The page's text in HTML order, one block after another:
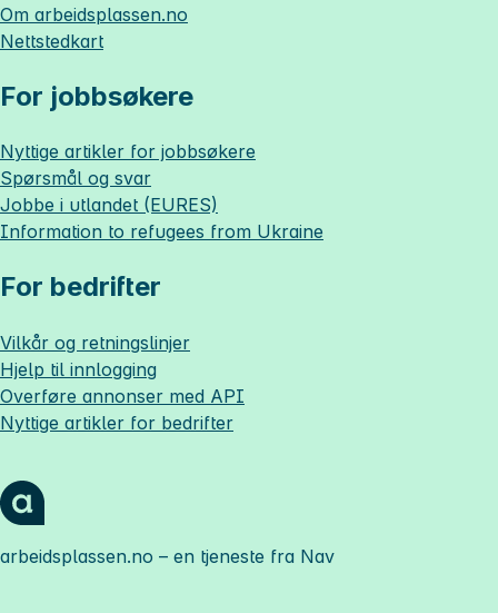
Om arbeidsplassen.no
Nettstedkart
For jobbsøkere
Nyttige artikler for jobbsøkere
Spørsmål og svar
Jobbe i utlandet (EURES)
Information to refugees from Ukraine
For bedrifter
Vilkår og retningslinjer
Hjelp til innlogging
Overføre annonser med API
Nyttige artikler for bedrifter
arbeidsplassen.no – en tjeneste fra Nav